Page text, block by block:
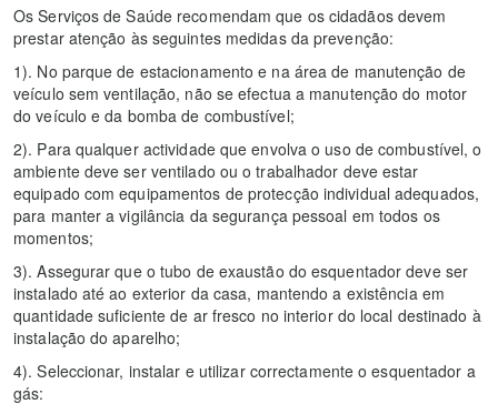
Os Serviços de Saúde recomendam que os cidadãos devem
prestar atenção às seguintes medidas da prevenção:
1). No parque de estacionamento e na área de manutenção de
veículo sem ventilação, não se efectua a manutenção do motor
do veículo e da bomba de combustível;
2). Para qualquer actividade que envolva o uso de combustível, o
ambiente deve ser ventilado ou o trabalhador deve estar
equipado com equipamentos de protecção individual adequados,
para manter a vigilância da segurança pessoal em todos os
momentos;
3). Assegurar que o tubo de exaustão do esquentador deve ser
instalado até ao exterior da casa, mantendo a existência em
quantidade suficiente de ar fresco no interior do local destinado à
instalação do aparelho;
4). Seleccionar, instalar e utilizar correctamente o esquentador a
gás: